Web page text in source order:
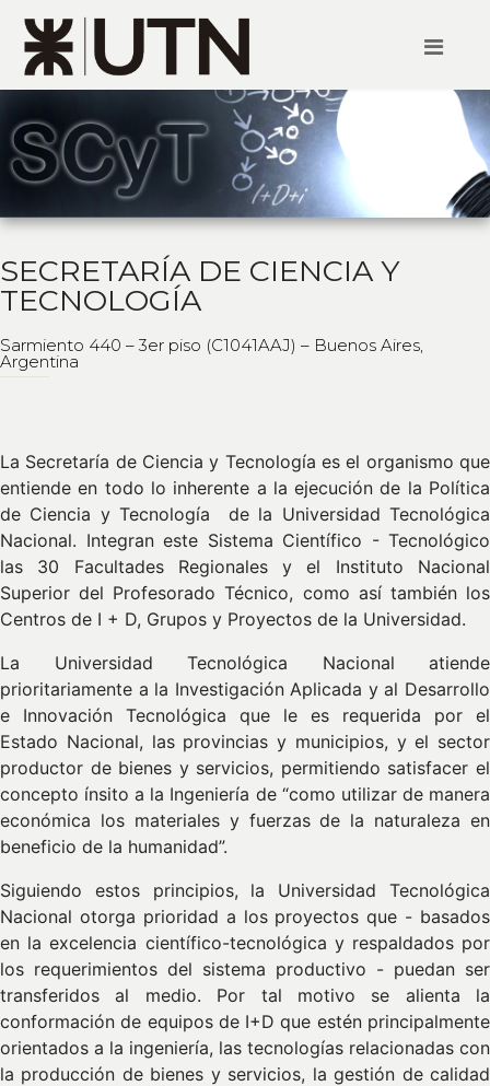
SECRETARÍA DE CIENCIA Y
TECNOLOGÍA
Sarmiento 440 – 3er piso (C1041AAJ) – Buenos Aires,
Argentina
La Secretaría de Ciencia y Tecnología es el organismo que
entiende en todo lo inherente a la ejecución de la Política
de Ciencia y Tecnología de la Universidad Tecnológica
Nacional. Integran este Sistema Científico - Tecnológico
las 30 Facultades Regionales y el Instituto Nacional
Superior del Profesorado Técnico, como así también los
Centros de I + D, Grupos y Proyectos de la Universidad.
La Universidad Tecnológica Nacional atiende
prioritariamente a la Investigación Aplicada y al Desarrollo
e Innovación Tecnológica que le es requerida por el
Estado Nacional, las provincias y municipios, y el sector
productor de bienes y servicios, permitiendo satisfacer el
concepto ínsito a la Ingeniería de “como utilizar de manera
económica los materiales y fuerzas de la naturaleza en
beneficio de la humanidad”.
Siguiendo estos principios, la Universidad Tecnológica
Nacional otorga prioridad a los proyectos que - basados
en la excelencia científico-tecnológica y respaldados por
los requerimientos del sistema productivo - puedan ser
transferidos al medio. Por tal motivo se alienta la
conformación de equipos de I+D que estén principalmente
orientados a la ingeniería, las tecnologías relacionadas con
la producción de bienes y servicios, la gestión de calidad